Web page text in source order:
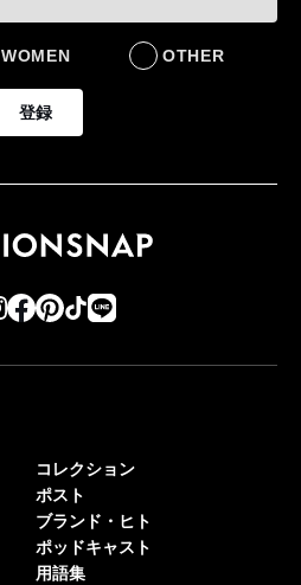
WOMEN OTHER
登録
コレクション
ポスト
ブランド・ヒト
ポッドキャスト
用語集